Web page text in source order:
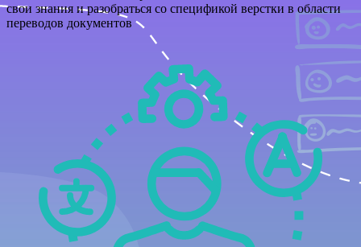
свои знания и разобраться со спецификой верстки в области
переводов документов